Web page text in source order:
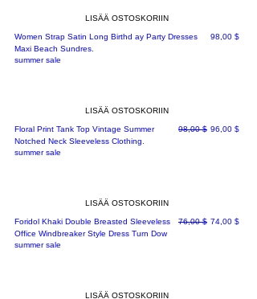
LISÄÄ OSTOSKORIIN
Women Strap Satin Long Birthd ay Party Dresses
Maxi Beach Sundres.
Hinta
98,00 $
summer sale
LISÄÄ OSTOSKORIIN
Floral Print Tank Top Vintage Summer
Notched Neck Sleeveless Clothing.
Normaali hinta
98,00 $ Alehinta
96,00 $
summer sale
LISÄÄ OSTOSKORIIN
Foridol Khaki Double Breasted Sleeveless
Office Windbreaker Style Dress Turn Dow
Normaali hinta
76,00 $ Alehinta
74,00 $
summer sale
LISÄÄ OSTOSKORIIN